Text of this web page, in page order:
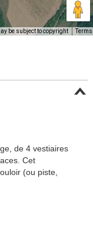
be subject to copyright Terms
de 4 vestiaires
Cet
(ou piste,